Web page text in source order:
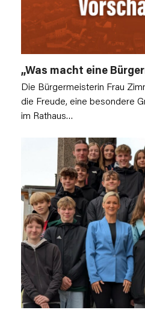
„Was macht eine
Die Bürgermeisterin Frau
die Freude, eine besondere
im Rathaus…